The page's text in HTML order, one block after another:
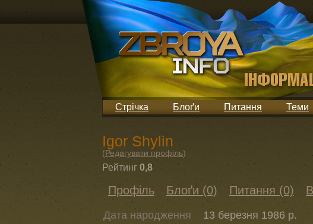
Стрічка Блоґи Питання Теми
Igor Shylin
(Редагувати профіль)
Рейтинг 0,8
Профіль Блоґи (0) Питання (0)
Дата народження
13 березня 1986 р.